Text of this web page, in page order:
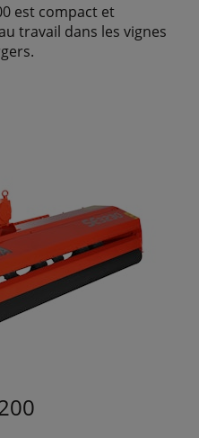
est compact et
travail dans les vignes